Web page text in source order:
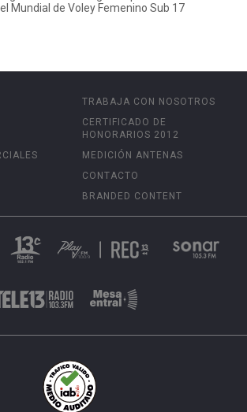
el Mundial de Voley Femenino Sub 17
TRABAJA CON NOSOTROS
CERTIFICADO DE
HONORARIOS 2012
MEDICIÓN ANTENAS
CONTACTO
BRANDED CONTENT